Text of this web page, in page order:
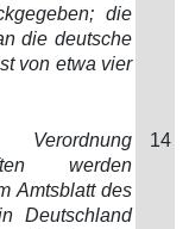
die
die deutsche
von etwa vier
werden
Amtsblatt des
Deutschland
14